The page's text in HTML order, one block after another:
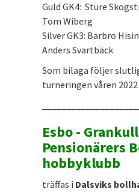
Guld GK4: Sture
Tom Wiberg
Silver GK3: Barbro
Anders Svartbäck
Som bilaga följer
turneringen våren 2022
Esbo -
Pensionärers
hobbyklubb
träffas i Dalsviks